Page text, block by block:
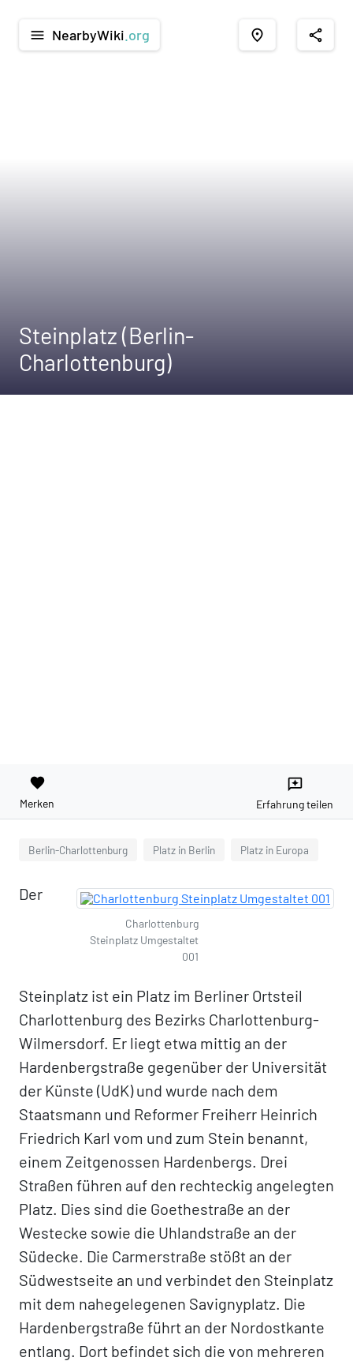
menu NearbyWiki .org place share
Steinplatz (Berlin-
Charlottenburg)
favorite
Merken
reviews
Erfahrung teilen
Berlin-Charlottenburg Platz in Berlin Platz in Europa
Charlottenburg
Steinplatz Umgestaltet
001
Der
Steinplatz ist ein Platz im Berliner Ortsteil
Charlottenburg des Bezirks Charlottenburg-
Wilmersdorf. Er liegt etwa mittig an der
Hardenbergstraße gegenüber der Universität
der Künste (UdK) und wurde nach dem
Staatsmann und Reformer Freiherr Heinrich
Friedrich Karl vom und zum Stein benannt,
einem Zeitgenossen Hardenbergs. Drei
Straßen führen auf den rechteckig angelegten
Platz. Dies sind die Goethestraße an der
Westecke sowie die Uhlandstraße an der
Südecke. Die Carmerstraße stößt an der
Südwestseite an und verbindet den Steinplatz
mit dem nahegelegenen Savignyplatz. Die
Hardenbergstraße führt an der Nordostkante
entlang. Dort befindet sich die von mehreren